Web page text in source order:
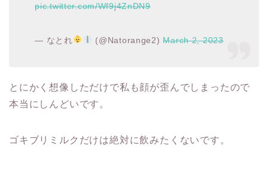
pic.twitter.com/Wf9j4ZnDN9
— なとれ (@Natorange2)March 2, 2023
とにかく想像しただけで私も顔が歪んでしまったので
本当にしんどいです。
ゴキブリミルクだけは絶対に飲みたくないです。